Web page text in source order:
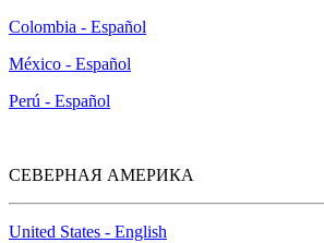
Colombia - Español
México - Español
Perú - Español
СЕВЕРНАЯ АМЕРИКА
United States - English